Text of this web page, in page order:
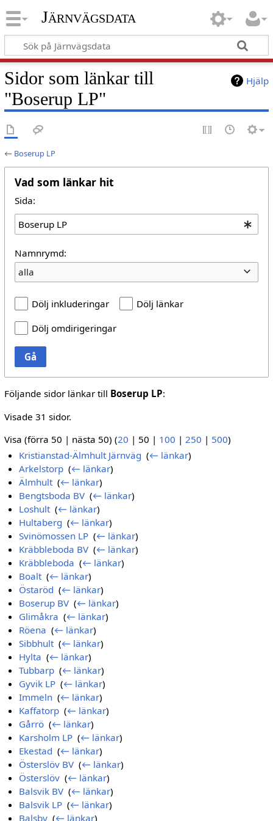
Järnvägsdata
Hjälp
Sidor som länkar till
"Boserup LP"
← Boserup LP
Vad som länkar hit
Sida:
Namnrymd:
alla
Dölj inkluderingar
Dölj länkar
Dölj omdirigeringar
Gå
Följande sidor länkar till Boserup LP:
Visade 31 sidor.
Visa (förra 50 | nästa 50) (20 | 50 | 100 | 250 | 500)
Kristianstad-Älmhult Järnväg ‎(← länkar)
Arkelstorp ‎(← länkar)
Älmhult‎(← länkar)
Bengtsboda BV ‎(← länkar)
Loshult‎(← länkar)
Hultaberg ‎(← länkar)
Svinömossen LP ‎(← länkar)
Kräbbleboda BV ‎(← länkar)
Kräbbleboda ‎(← länkar)
Boalt‎(← länkar)
Östaröd ‎(← länkar)
Boserup BV ‎(← länkar)
Glimåkra ‎(← länkar)
Röena ‎(← länkar)
Sibbhult‎(← länkar)
Hylta ‎(← länkar)
Tubbarp ‎(← länkar)
Gyvik LP ‎(← länkar)
Immeln ‎(← länkar)
Kaffatorp ‎(← länkar)
Gårrö ‎(← länkar)
Karsholm LP ‎(← länkar)
Ekestad ‎(← länkar)
Österslöv BV ‎(← länkar)
Österslöv ‎(← länkar)
Balsvik BV ‎(← länkar)
Balsvik LP ‎(← länkar)
Balsby ‎(← länkar)